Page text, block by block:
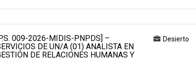
009-2026-MIDIS-PNPDS] –
DE UN/A (01) ANALISTA EN
DE RELACIONES HUMANAS Y
Desierto